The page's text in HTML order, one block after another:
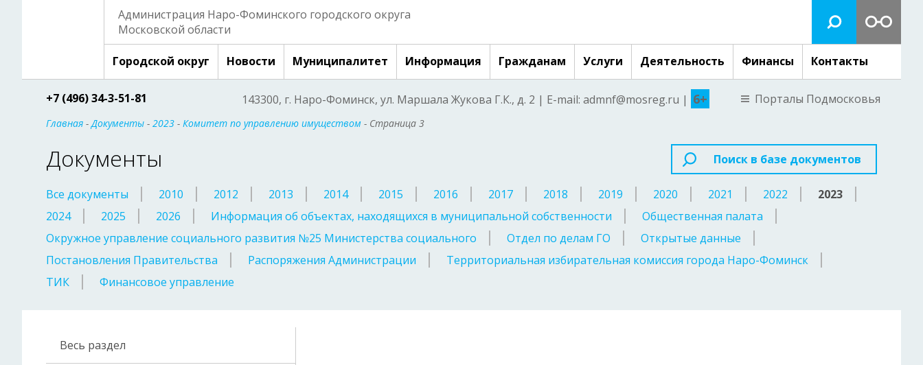
Администрация Наро-Фоминского городского округа
Московской области
Городской округ Новости Муниципалитет Информация Гражданам Услуги Деятельность Финансы Контакты
+7 (496) 34-3-51-81 143300, г. Наро-Фоминск, ул. Маршала Жукова Г.К., д. 2 | E-mail: admnf@mosreg.ru | 6+ Порталы Подмосковья
Главная -Документы - 2023 - Комитет по управлению имуществом - Страница 3
Документы Поиск в базе документов
Все документы 2010 2012 2013 2014 2015 2016 2017 2018 2019 2020 2021 2022
2023
2024
2025 2026 Информация об объектах, находящихся в муниципальной собственности
Общественная палата
Окружное управление социального развития №25 Министерства социального
Отдел по делам ГО
Открытые данные
Постановления Правительства
Распоряжения Администрации
Территориальная избирательная комиссия города Наро-Фоминск
ТИК
Финансовое управление
Весь раздел